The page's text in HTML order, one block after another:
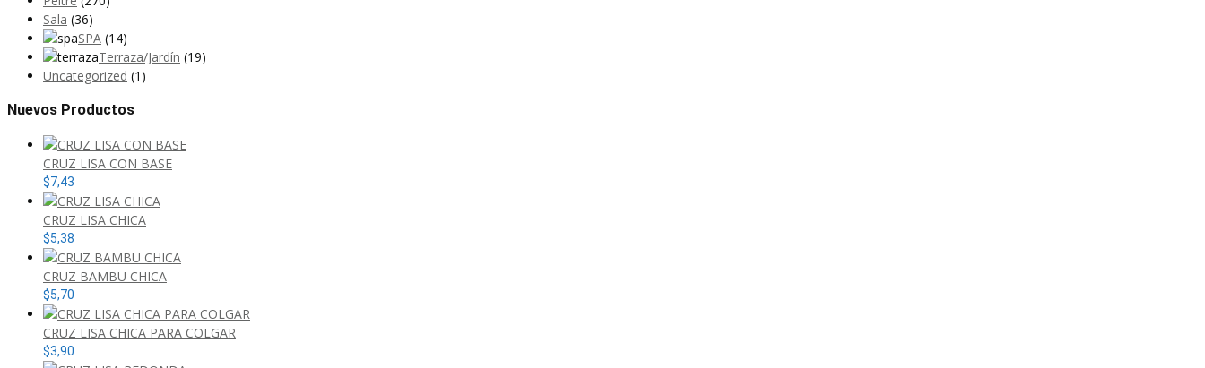
Sala (36)
SPA (14)
Terraza/Jardín (19)
Uncategorized (1)
Nuevos Productos
CRUZ LISA CON BASE
$7,43
CRUZ LISA CHICA
$5,38
CRUZ BAMBU CHICA
$5,70
CRUZ LISA CHICA PARA COLGAR
$3,90